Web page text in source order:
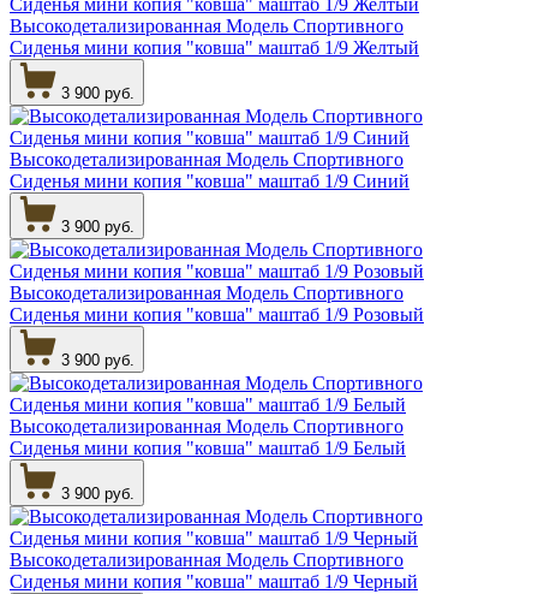
Высокодетализированная Модель Спортивного
Сиденья мини копия "ковша" маштаб 1/9 Желтый
3 900 руб.
Высокодетализированная Модель Спортивного
Сиденья мини копия "ковша" маштаб 1/9 Синий
3 900 руб.
Высокодетализированная Модель Спортивного
Сиденья мини копия "ковша" маштаб 1/9 Розовый
3 900 руб.
Высокодетализированная Модель Спортивного
Сиденья мини копия "ковша" маштаб 1/9 Белый
3 900 руб.
Высокодетализированная Модель Спортивного
Сиденья мини копия "ковша" маштаб 1/9 Черный